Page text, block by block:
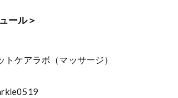
ール＞
ケアラボ（マッサージ）